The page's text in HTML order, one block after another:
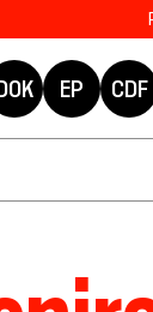
EP CDF